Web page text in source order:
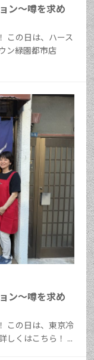
ン～噂を求め
この日は、ハース
ン緑園都市店
ン～噂を求め
この日は、東京冷
くはこちら！ ...